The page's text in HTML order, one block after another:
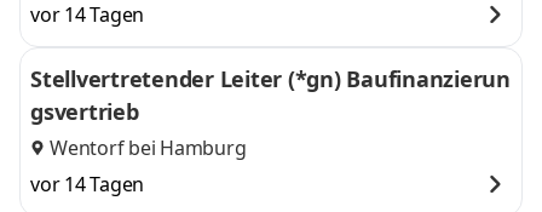
vor 14 Tagen
Stellvertretender Leiter (*gn) Baufinanzierun
gsvertrieb
Wentorf bei Hamburg
vor 14 Tagen